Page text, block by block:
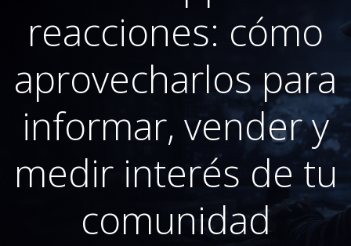
reacciones: cómo
aprovecharlos para
informar, vender y
medir interés de tu
comunidad